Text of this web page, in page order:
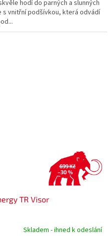
hodí do parných a slunných
s vnitřní podšívkou, která odvádí
699 Kč
–30 %
TR Visor
Skladem - ihned k odeslání